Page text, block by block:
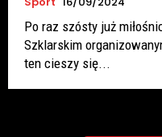
Po raz szósty już
Szklarskim
ten cieszy się...